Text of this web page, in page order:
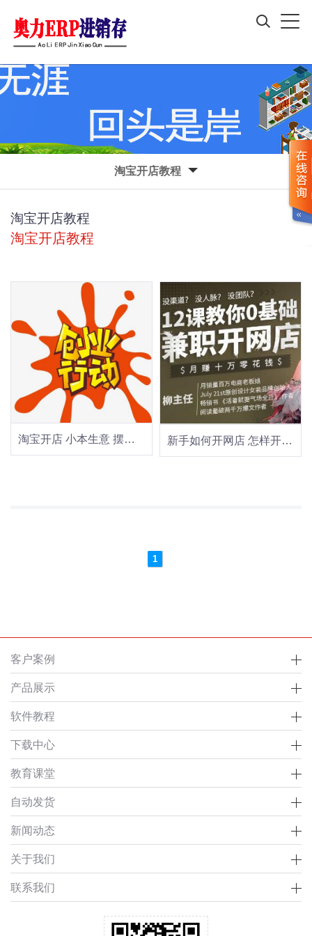
淘宝开店教程
淘宝开店教程
淘宝开店教程
淘宝开店 小本生意 摆地摊进货渠道、厂商批发货源大全 快速创业 新手如何开网店 怎样开网店赚钱的详细步骤视频教程
1
客户案例
产品展示
软件教程
下载中心
教育课堂
自动发货
新闻动态
关于我们
联系我们